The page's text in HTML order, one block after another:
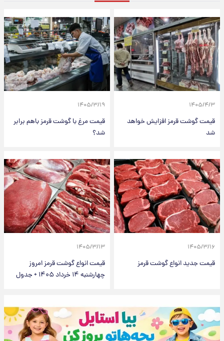
۱۴۰۵/۴/۳
قیمت گوشت قرمز افزایش خواهد
شد
۱۴۰۵/۳/۱۹
قیمت مرغ با گوشت قرمز باهم برابر
شد؟
۱۴۰۵/۳/۱۶
قیمت جدید انواع گوشت قرمز
۱۴۰۵/۳/۱۳
قیمت انواع گوشت قرمز امروز
چهارشنبه ۱۴ خرداد ۱۴۰۵ + جدول